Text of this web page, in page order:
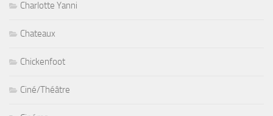
Charlotte Yanni
Chateaux
Chickenfoot
Ciné/Théâtre